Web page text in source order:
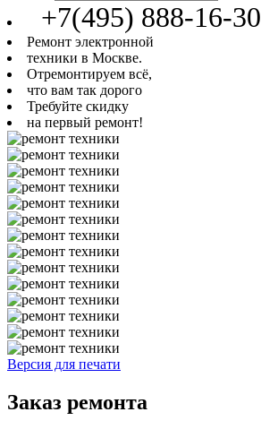
+7(495) 888-16-30
Ремонт электронной
техники в Москве.
Отремонтируем всё,
что вам так дорого
Требуйте скидку
на первый ремонт!
Версия для печати
Заказ ремонта